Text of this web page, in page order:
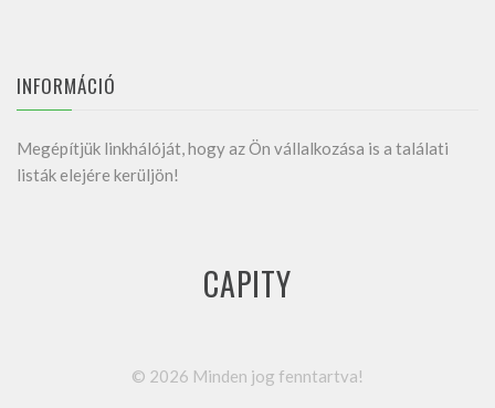
INFORMÁCIÓ
Megépítjük linkhálóját, hogy az Ön vállalkozása is a találati
listák elejére kerüljön!
CAPITY
© 2026 Minden jog fenntartva!